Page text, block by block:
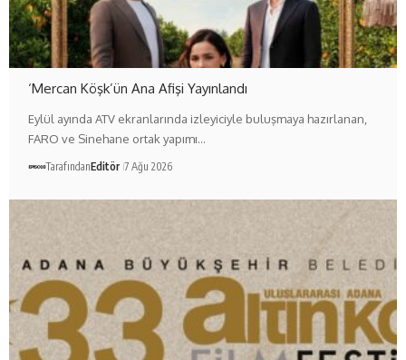
‘Mercan Köşk’ün Ana Afişi Yayınlandı
Eylül ayında ATV ekranlarında izleyiciyle buluşmaya hazırlanan,
FARO ve Sinehane ortak yapımı…
TarafındanEditör 7 Ağu 2026